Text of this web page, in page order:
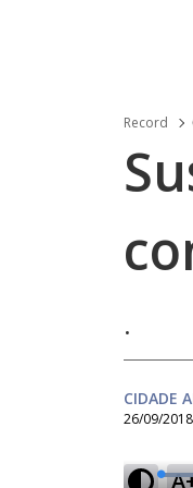
Record
.
CIDADE
26/09/
L